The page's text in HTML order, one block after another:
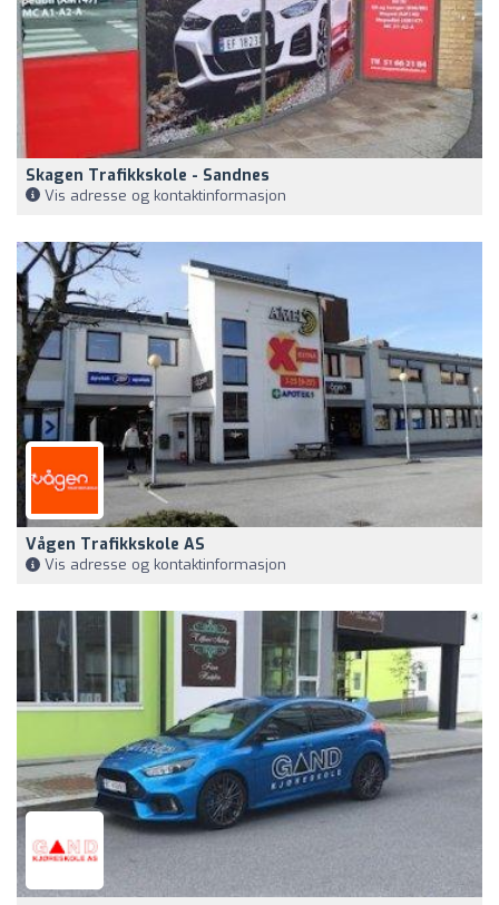
Skagen Trafikkskole - Sandnes
Vis adresse og kontaktinformasjon
Vågen Trafikkskole AS
Vis adresse og kontaktinformasjon